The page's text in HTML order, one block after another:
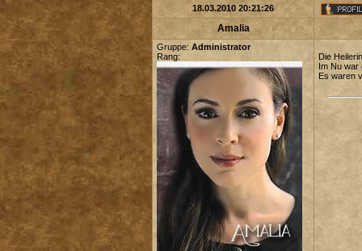
18.03.2010 20:21:26
Amalia
Gruppe: Administrator
Rang:
Die
Im Nu war
Es waren